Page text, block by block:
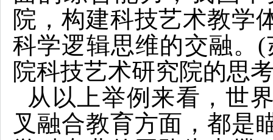
院，构建科技艺术教学
科学逻辑思维的交融。
院科技艺术研究院的思
从以上举例来看，世
叉融合教育方面，都是